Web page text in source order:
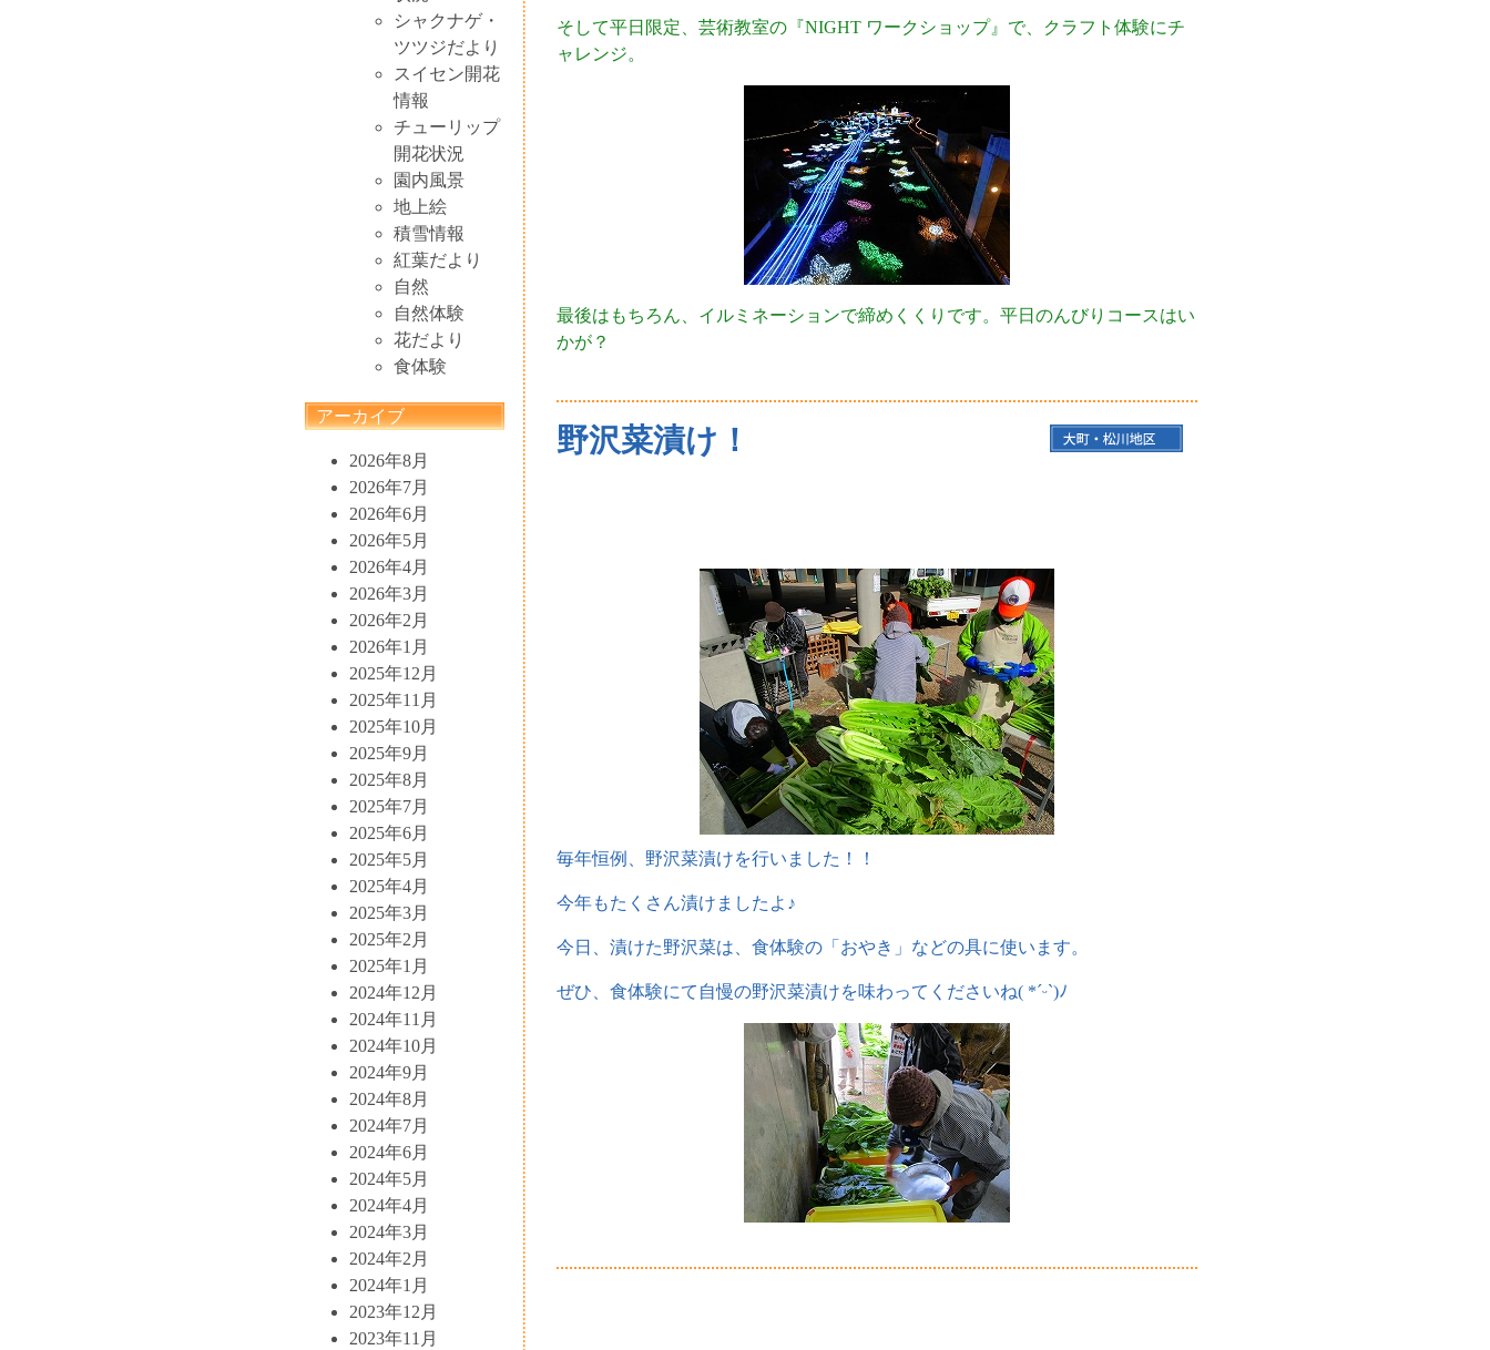
シャクナゲ・
ツツジだより
スイセン開花
情報
チューリップ
開花状況
園内風景
地上絵
積雪情報
紅葉だより
自然
自然体験
花だより
食体験
アーカイブ
2026年8月
2026年7月
2026年6月
2026年5月
2026年4月
2026年3月
2026年2月
2026年1月
2025年12月
2025年11月
2025年10月
2025年9月
2025年8月
2025年7月
2025年6月
2025年5月
2025年4月
2025年3月
2025年2月
2025年1月
2024年12月
2024年11月
2024年10月
2024年9月
2024年8月
2024年7月
2024年6月
2024年5月
2024年4月
2024年3月
2024年2月
2024年1月
2023年12月
2023年11月
そして平日限定、芸術教室の『NIGHT ワークショップ』で、クラフト体験にチ
ャレンジ。
最後はもちろん、イルミネーションで締めくくりです。平日のんびりコースはい
かが？
野沢菜漬け！
毎年恒例、野沢菜漬けを行いました！！
今年もたくさん漬けましたよ♪
今日、漬けた野沢菜は、食体験の「おやき」などの具に使います。
ぜひ、食体験にて自慢の野沢菜漬けを味わってくださいね( *ˊᵕˋ)ﾉ